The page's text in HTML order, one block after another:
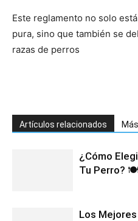
Este reglamento no solo
pura, sino que también se
razas de perros
Artículos relacionados
¿Cómo
Tu Perro?
Los